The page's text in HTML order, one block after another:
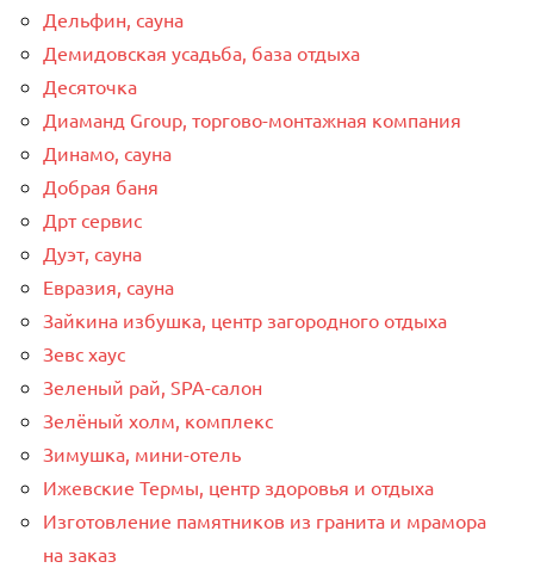
Дельфин, сауна
Демидовская усадьба, база отдыха
Десяточка
Диаманд Group, торгово-монтажная компания
Динамо, сауна
Добрая баня
Дрт сервис
Дуэт, сауна
Евразия, сауна
Зайкина избушка, центр загородного отдыха
Зевс хаус
Зеленый рай, SPA-салон
Зелёный холм, комплекс
Зимушка, мини-отель
Ижевские Термы, центр здоровья и отдыха
Изготовление памятников из гранита и мрамора
на заказ